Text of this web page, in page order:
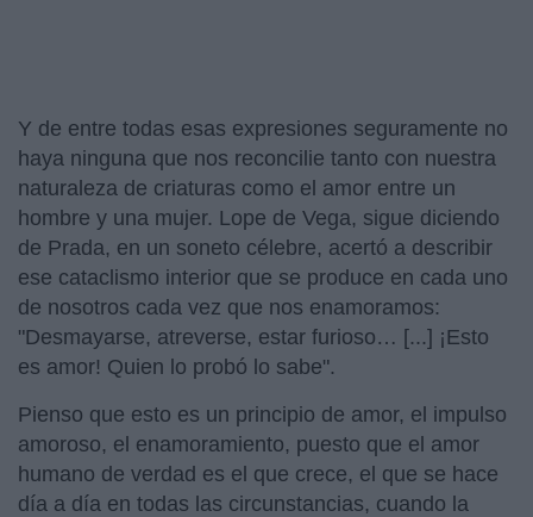
Y de entre todas esas expresiones seguramente no
haya ninguna que nos reconcilie tanto con nuestra
naturaleza de criaturas como el amor entre un
hombre y una mujer. Lope de Vega, sigue diciendo
de Prada, en un soneto célebre, acertó a describir
ese cataclismo interior que se produce en cada uno
de nosotros cada vez que nos enamoramos:
"Desmayarse, atreverse, estar furioso… [...] ¡Esto
es amor! Quien lo probó lo sabe".
Pienso que esto es un principio de amor, el impulso
amoroso, el enamoramiento, puesto que el amor
humano de verdad es el que crece, el que se hace
día a día en todas las circunstancias, cuando la